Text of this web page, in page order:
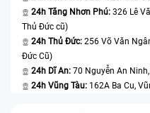
24h Tăng Nhơn Phú: 326 Lê
Thủ Đức cũ)
24h Thủ Đức: 256 Võ Văn
Đức Cũ)
24h Dĩ An: 70 Nguyễn An
24h Vũng Tàu: 162A Ba Cu,